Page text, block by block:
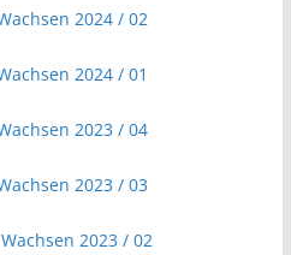
2024 / 02
2024 / 01
2023 / 04
2023 / 03
2023 / 02